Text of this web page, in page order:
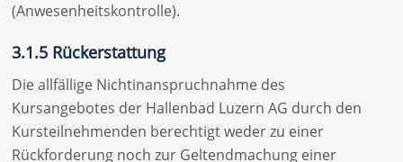
(Anwesenheitskontrolle).
3.1.5 Rückerstattung
Die allfällige Nichtinanspruchnahme des
Kursangebotes der Hallenbad Luzern AG durch den
Kursteilnehmenden berechtigt weder zu einer
Rückforderung noch zur Geltendmachung einer